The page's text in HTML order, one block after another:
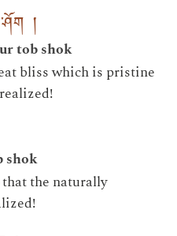
།
tob shok
bliss which is pristine
shok
the naturally